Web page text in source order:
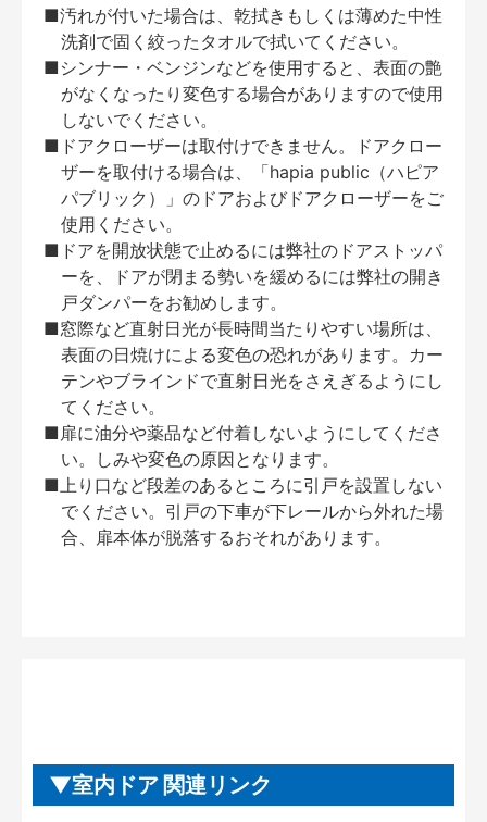
■汚れが付いた場合は、乾拭きもしくは薄めた中性
洗剤で固く絞ったタオルで拭いてください。
■シンナー・ベンジンなどを使用すると、表面の艶
がなくなったり変色する場合がありますので使用
しないでください。
■ドアクローザーは取付けできません。ドアクロー
ザーを取付ける場合は、「hapia public（ハピア
パブリック）」のドアおよびドアクローザーをご
使用ください。
■ドアを開放状態で止めるには弊社のドアストッパ
ーを、ドアが閉まる勢いを緩めるには弊社の開き
戸ダンパーをお勧めします。
■窓際など直射日光が長時間当たりやすい場所は、
表面の日焼けによる変色の恐れがあります。カー
テンやブラインドで直射日光をさえぎるようにし
てください。
■扉に油分や薬品など付着しないようにしてくださ
い。しみや変色の原因となります。
■上り口など段差のあるところに引戸を設置しない
でください。引戸の下車が下レールから外れた場
合、扉本体が脱落するおそれがあります。
室内ドア 関連リンク